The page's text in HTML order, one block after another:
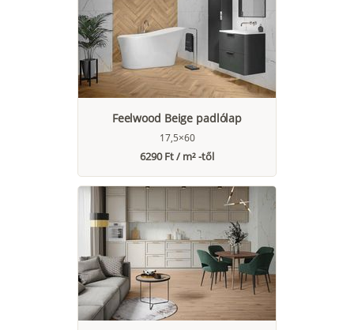
Feelwood Beige padlólap
17,5×60
6290 Ft / m² -től